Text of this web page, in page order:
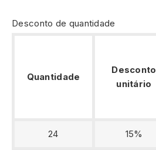
Desconto de quantidade
Quantidade
Desconto
unitário
24 15%